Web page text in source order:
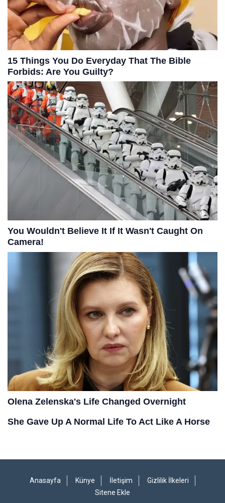
Anasayfa Künye İletişim
Gizlilik İlkeleri
Sitene Ekle